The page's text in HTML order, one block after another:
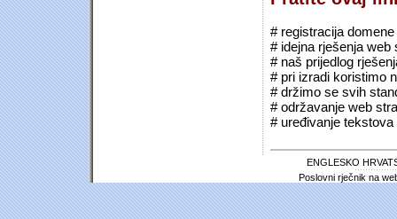
# registracija
# idejna rješenja web
# naš prijedlog
# pri izradi koristimo
# držimo se svih
# održavanje web
# uređivanje
ENGLESKO
Poslovni rječnik na